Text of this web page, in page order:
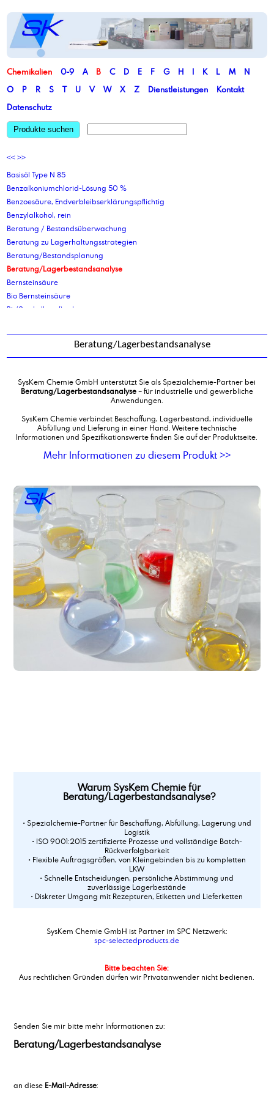
Chemikalien 0-9 A B C D E F G H I K L M
N
O
P R S T U V W X Z Dienstleistungen
Kontakt
Datenschutz
Produkte suchen
<< >>
Basisöl Type N 85
Benzalkoniumchlorid-Lösung 50 %
Benzoesäure, Endverbleibserklärungspflichtig
Benzylalkohol, rein
Beratung / Bestandsüberwachung
Beratung zu Lagerhaltungsstrategien
Beratung/Bestandsplanung
Beratung/Lagerbestandsanalyse
Bernsteinsäure
Bio Bernsteinsäure
Bis(2-ethylhexyl) sebacat
Bisphenol A
Butyldiglykol
Butyloleat
Butylstearat
Beratung/Lagerbestandsanalyse
SysKem Chemie GmbH unterstützt Sie als Spezialchemie-Partner bei
Beratung/Lagerbestandsanalyse– für industrielle und gewerbliche
Anwendungen.
SysKem Chemie verbindet Beschaffung, Lagerbestand, individuelle
Abfüllung und Lieferung in einer Hand. Weitere technische
Informationen und Spezifikationswerte finden Sie auf der Produktseite.
Mehr Informationen zu diesem Produkt >>
Warum SysKem Chemie für
Beratung/Lagerbestandsanalyse?
• Spezialchemie-Partner für Beschaffung, Abfüllung, Lagerung und
Logistik
• ISO 9001:2015 zertifizierte Prozesse und vollständige Batch-
Rückverfolgbarkeit
• Flexible Auftragsgrößen, von Kleingebinden bis zu kompletten
LKW
• Schnelle Entscheidungen, persönliche Abstimmung und
zuverlässige Lagerbestände
• Diskreter Umgang mit Rezepturen, Etiketten und Lieferketten
SysKem Chemie GmbH ist Partner im SPC Netzwerk:
spc-selectedproducts.de
Bitte beachten Sie:
Aus rechtlichen Gründen dürfen wir Privatanwender nicht bedienen.
Senden Sie mir bitte mehr Informationen zu:
Beratung/Lagerbestandsanalyse
an diese E-Mail-Adresse: